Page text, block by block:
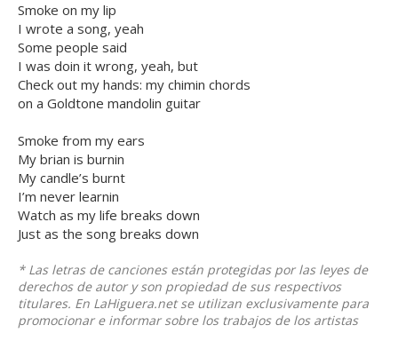
Smoke on my lip
I wrote a song, yeah
Some people said
I was doin it wrong, yeah, but
Check out my hands: my chimin chords
on a Goldtone mandolin guitar
Smoke from my ears
My brian is burnin
My candle’s burnt
I’m never learnin
Watch as my life breaks down
Just as the song breaks down
* Las letras de canciones están protegidas por las leyes de
derechos de autor y son propiedad de sus respectivos
titulares. En LaHiguera.net se utilizan exclusivamente para
promocionar e informar sobre los trabajos de los artistas